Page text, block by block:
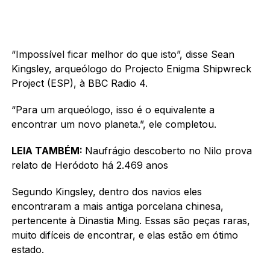
“Impossível ficar melhor do que isto”, disse Sean
Kingsley, arqueólogo do Projecto Enigma Shipwreck
Project (ESP), à BBC Radio 4.
“Para um arqueólogo, isso é o equivalente a
encontrar um novo planeta.”, ele completou.
LEIA TAMBÉM: Naufrágio descoberto no Nilo prova
relato de Heródoto há 2.469 anos
Segundo Kingsley, dentro dos navios eles
encontraram a mais antiga porcelana chinesa,
pertencente à Dinastia Ming. Essas são peças raras,
muito difíceis de encontrar, e elas estão em ótimo
estado.